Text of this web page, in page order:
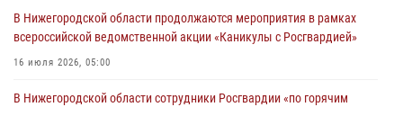
В Нижегородской области продолжаются мероприятия в рамках
всероссийской ведомственной акции «Каникулы с Росгвардией»
16 июля 2026, 05:00
В Нижегородской области сотрудники Росгвардии «по горячим